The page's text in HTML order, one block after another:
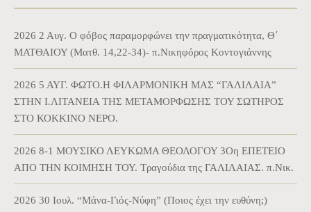
2026 2 Αυγ. Ο φόβος παραμορφώνει την πραγματικότητα, Θ΄
ΜΑΤΘΑΙΟΥ (Ματθ. 14,22-34)- π.Νικηφόρος Κοντογιάννης
2026 5 ΑΥΓ. ΦΩΤΟ.Η ΦΙΛΑΡΜΟΝΙΚΗ ΜΑΣ “ΓΑΛΙΛΑΙΑ”
ΣΤΗΝ Ι.ΛΙΤΑΝΕΙΑ ΤΗΣ ΜΕΤΑΜΟΡΦΩΣΗΣ ΤΟΥ ΣΩΤΗΡΟΣ
ΣΤΟ ΚΟΚΚΙΝΟ ΝΕΡΟ.
2026 8-1 ΜΟΥΣΙΚΟ ΛΕΥΚΩΜΑ ΘΕΟΛΟΓΟΥ 3Οη ΕΠΕΤΕΙΟ
ΑΠΟ ΤΗΝ ΚΟΙΜΗΣΗ ΤΟΥ. Τραγούδια της ΓΑΛΙΛΑΙΑΣ. π.Νικ.
2026 30 Ιουλ. “Μάνα-Γιός-Νύφη” (Ποιος έχει την ευθύνη;)